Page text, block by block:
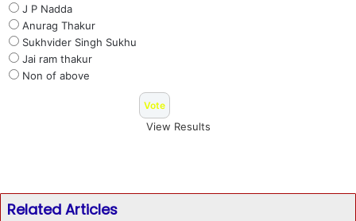
J P Nadda
Anurag Thakur
Sukhvider Singh Sukhu
Jai ram thakur
Non of above
View Results
Related Articles